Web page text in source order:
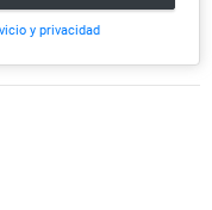
y privacidad